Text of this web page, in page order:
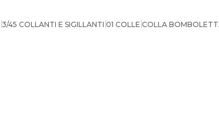
3/45 COLLANTI E SIGILLANTI 01 COLLE COLLA